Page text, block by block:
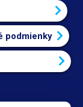
podmienky